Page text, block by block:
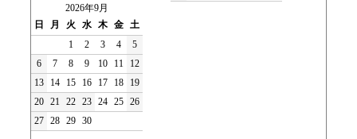
2026年9月
日
月 火 水 木 金 土
1
2 3 4
5
6
7 8 9 10 11
12
13
14 15 16 17 18
19
20 21 22 23 24 25 26
27 28 29 30